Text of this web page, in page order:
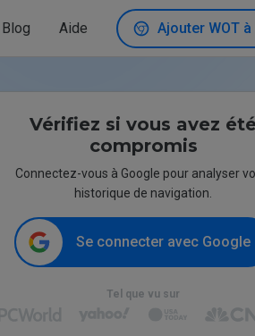
Blog Aide Ajouter WOT
Vérifiez si vous avez été
compromis
Connectez-vous à Google pour analyser
historique de navigation.
Se connecter avec Google
Tel que vu sur